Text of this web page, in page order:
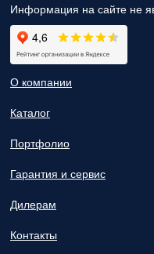
Информация на сайте не
О компании
Каталог
Портфолио
Гарантия и сервис
Дилерам
Контакты